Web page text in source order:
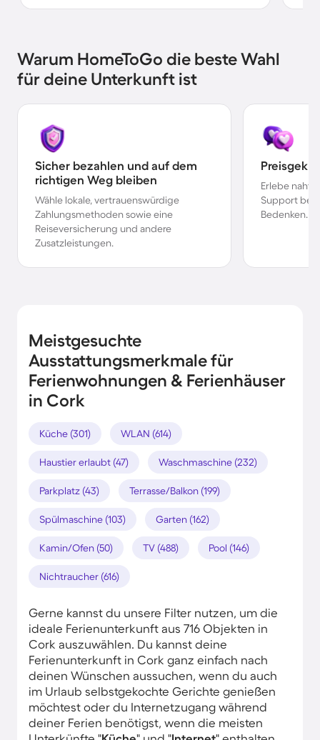
Warum HomeToGo die beste Wahl
für deine Unterkunft ist
Sicher bezahlen und auf dem
richtigen Weg bleiben
Wähle lokale, vertrauenswürdige
Zahlungsmethoden sowie eine
Reiseversicherung und andere
Zusatzleistungen.
Erlebe
Support bei
Bedenken.
Meistgesuchte
Ausstattungsmerkmale für
Ferienwohnungen & Ferienhäuser
in Cork
Küche (301) WLAN (614)
Haustier erlaubt (47) Waschmaschine (232)
Parkplatz (43) Terrasse/Balkon (199)
Spülmaschine (103) Garten (162)
Kamin/Ofen (50) TV (488) Pool (146)
Nichtraucher (616)
Gerne kannst du unsere Filter nutzen, um die
ideale Ferienunterkunft aus 716 Objekten in
Cork auszuwählen. Du kannst deine
Ferienunterkunft in Cork ganz einfach nach
deinen Wünschen aussuchen, wenn du auch
im Urlaub selbstgekochte Gerichte genießen
möchtest oder du Internetzugang während
deiner Ferien benötigst, wenn die meisten